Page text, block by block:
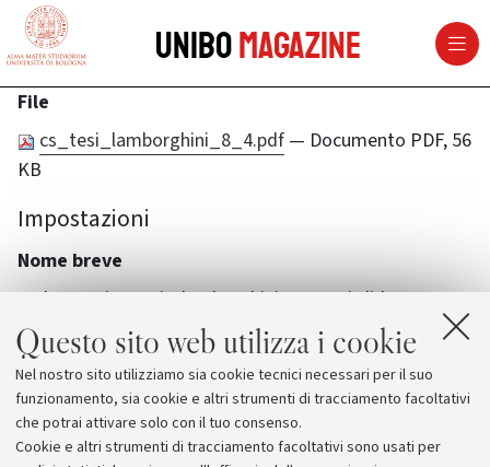
Questo sito web utilizza i cookie
Nel nostro sito utilizziamo sia cookie tecnici necessari per il suo
funzionamento, sia cookie e altri strumenti di tracciamento facoltativi
che potrai attivare solo con il tuo consenso.
Cookie e altri strumenti di tracciamento facoltativi sono usati per
vai al contenuto della pagina
UniboMagazine
File
cs_tesi_lamborghini_8_4.pdf — Documento PDF, 56
KB
Impostazioni
Nome breve
50deg-anniversario-lamborghini-una-tesi-di-laurea